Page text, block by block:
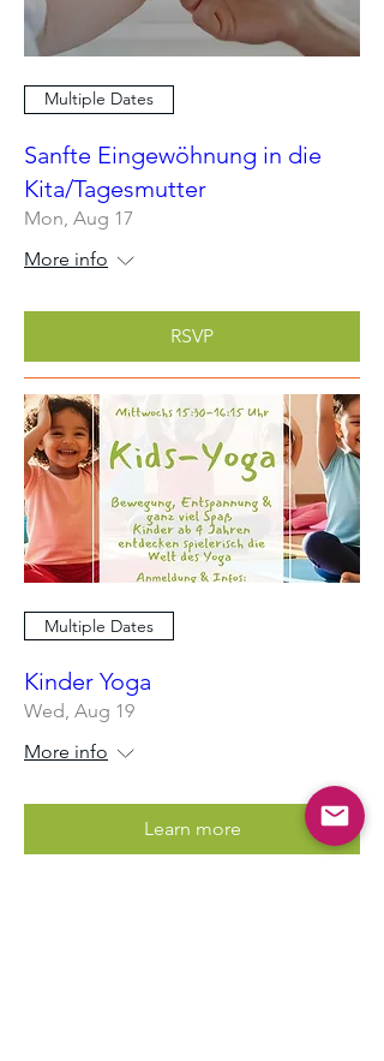
Multiple Dates
Sanfte Eingewöhnung in die
Kita/Tagesmutter
Mon, Aug 17
More info
RSVP
Multiple Dates
Kinder Yoga
Wed, Aug 19
More info
Learn more